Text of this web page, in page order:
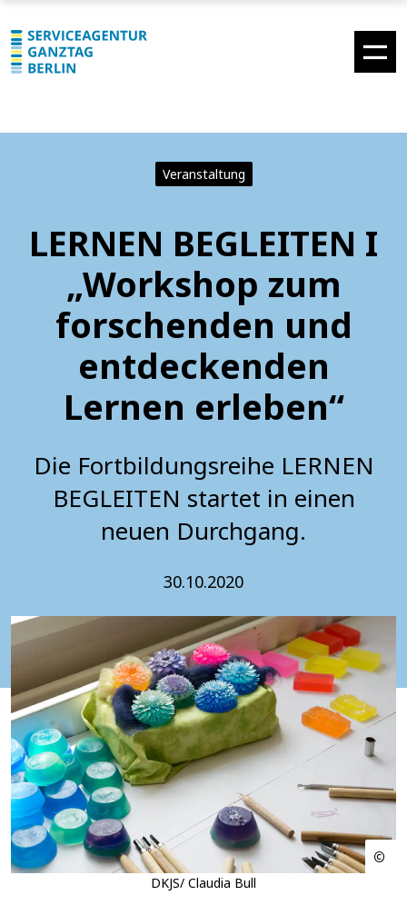
Veranstaltung
LERNEN BEGLEITEN I
„Workshop zum
forschenden und
entdeckenden
Lernen erleben“
Die Fortbildungsreihe LERNEN
BEGLEITEN startet in einen
neuen Durchgang.
30.10.2020
DKJS/ Claudia Bull